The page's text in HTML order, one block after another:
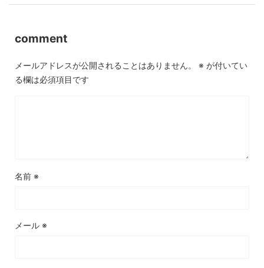
comment
メールアドレスが公開されることはありません。 ※ が付いてい
る欄は必須項目です
名前 ※
メール ※